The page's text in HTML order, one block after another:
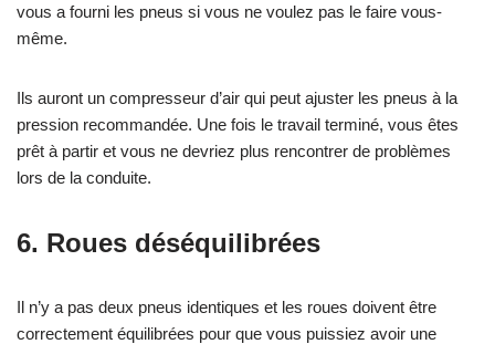
vous a fourni les pneus si vous ne voulez pas le faire vous-
même.
Ils auront un compresseur d’air qui peut ajuster les pneus à la
pression recommandée. Une fois le travail terminé, vous êtes
prêt à partir et vous ne devriez plus rencontrer de problèmes
lors de la conduite.
6. Roues déséquilibrées
Il n’y a pas deux pneus identiques et les roues doivent être
correctement équilibrées pour que vous puissiez avoir une